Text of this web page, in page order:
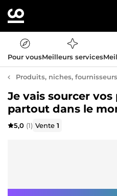
Pour vousMeilleurs services
Produits, niches, fournisseurs
Je vais sourcer
partout dans le
5,0 (1) Vente1